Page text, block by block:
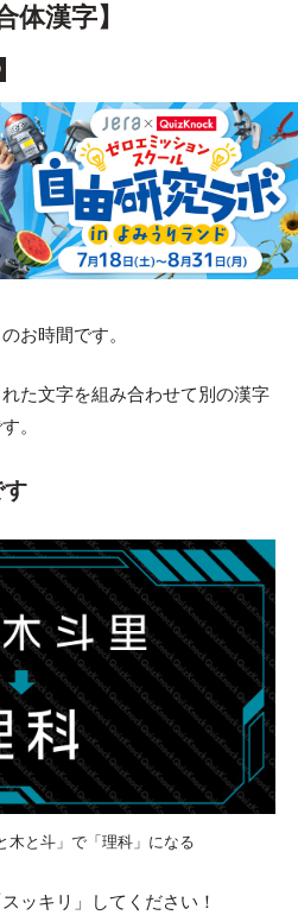
体漢字】
お時間です。
た文字を組み合わせて別の漢字
。
木と斗」で「理科」になる
ッキリ」してください！